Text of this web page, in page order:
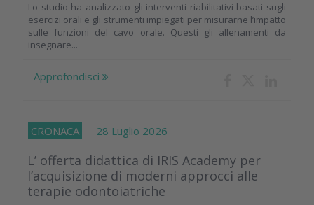
Lo studio ha analizzato gli interventi riabilitativi basati sugli
esercizi orali e gli strumenti impiegati per misurarne l’impatto
sulle funzioni del cavo orale. Questi gli allenamenti da
insegnare...
Approfondisci
CRONACA 28 Luglio 2026
L’ offerta didattica di IRIS Academy per
l’acquisizione di moderni approcci alle
terapie odontoiatriche